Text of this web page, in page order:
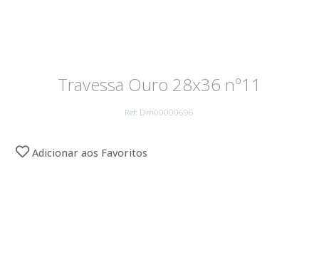
Travessa Ouro 28x36 nº11
Ref: Dm00000696
Adicionar aos Favoritos